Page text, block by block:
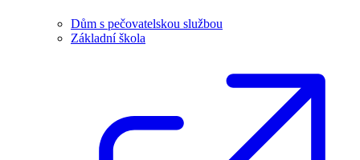
Dům s pečovatelskou službou
Základní škola